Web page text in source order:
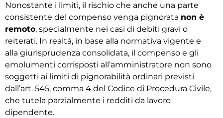
Nonostante i limiti, il rischio che anche una parte
consistente del compenso venga pignorata non è
remoto, specialmente nei casi di debiti gravi o
reiterati. In realtà, in base alla normativa vigente e
alla giurisprudenza consolidata, il compenso e gli
emolumenti corrisposti all’amministratore non sono
soggetti ai limiti di pignorabilità ordinari previsti
dall’art. 545, comma 4 del Codice di Procedura Civile,
che tutela parzialmente i redditi da lavoro
dipendente.